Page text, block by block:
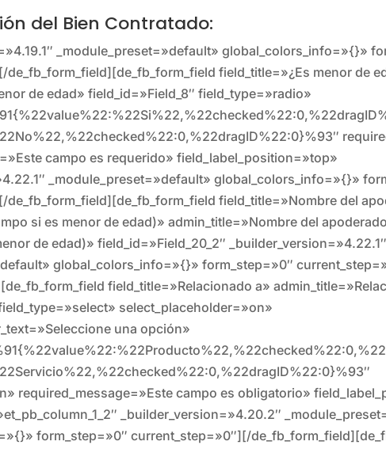
del Bien Contratado:
_module_preset=»default» global_colors_info=»{}»
field_title=»¿Es menor de
de edad» field_id=»Field_8″ field_type=»radio»
campo es requerido» field_label_position=»top»
_module_preset=»default» global_colors_info=»{}»
field_title=»Nombre del
si es menor de edad)» admin_title=»Nombre del
de edad)» field_id=»Field_20_2″ _builder_version=»4.22.1″
global_colors_info=»{}» form_step=»0″
field_title=»Relacionado a»
select_placeholder=»on»
una opción»
required_message=»Este campo es obligatorio»
_builder_version=»4.20.2″
form_step=»0″ current_step=»0″][/